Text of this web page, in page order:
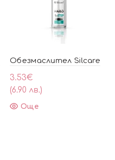
Обезмаслител Silcare
3.53€
(6.90 лв.)
Още